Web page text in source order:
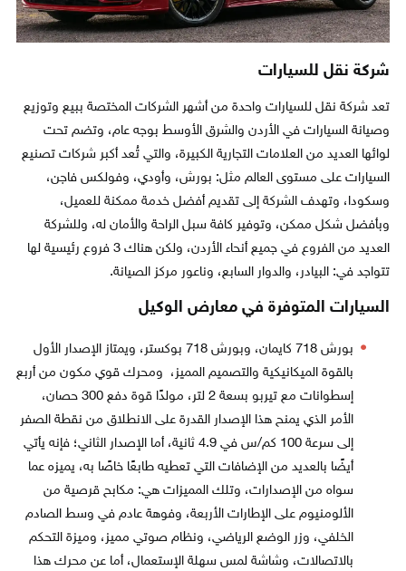
شركة نقل للسيارات
تعد شركة نقل للسيارات واحدة من أشهر الشركات المختصة ببيع وتوزيع
وصيانة السيارات في الأردن والشرق الأوسط بوجه عام، وتضم تحت
لوائها العديد من العلامات التجارية الكبيرة، والتي تُعد أكبر شركات تصنيع
السيارات على مستوى العالم مثل: بورش، وأودي، وفولكس فاجن،
وسكودا، وتهدف الشركة إلى تقديم أفضل خدمة ممكنة للعميل،
وبأفضل شكل ممكن، وتوفير كافة سبل الراحة والأمان له، وللشركة
العديد من الفروع في جميع أنحاء الأردن، ولكن هناك 3 فروع رئيسية لها
تتواجد في: البيادر، والدوار السابع، وناعور مركز الصيانة.
السيارات المتوفرة في معارض الوكيل
بورش 718 كايمان، وبورش 718 بوكستر، ويمتاز الإصدار الأول
بالقوة الميكانيكية والتصميم المميز، ومحرك قوي مكون من أربع
إسطوانات مع تيربو بسعة 2 لتر، مولدًا قوة دفع 300 حصان،
الأمر الذي يمنح هذا الإصدار القدرة على الانطلاق من نقطة الصفر
إلى سرعة 100 كم/س في 4.9 ثانية، أما الإصدار الثاني؛ فإنه يأتي
أيضًا بالعديد من الإضافات التي تعطيه طابعًا خاصًا به، يميزه عما
سواه من الإصدارات، وتلك المميزات هي: مكابح قرصية من
الألومنيوم على الإطارات الأربعة، وفوهة عادم في وسط الصادم
الخلفي، وزر الوضع الرياضي، ونظام صوتي مميز، وميزة التحكم
بالاتصالات، وشاشة لمس سهلة الإستعمال، أما عن محرك هذا